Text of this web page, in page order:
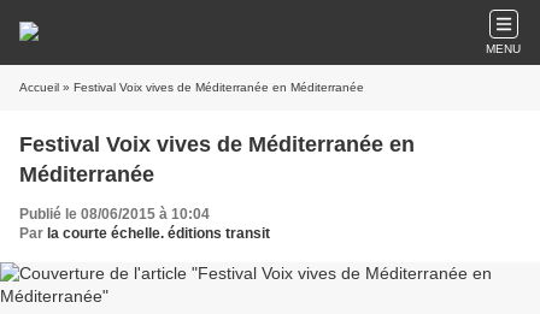
MENU
Accueil » Festival Voix vives de Méditerranée en Méditerranée
Festival Voix vives de Méditerranée en
Méditerranée
Publié le 08/06/2015 à 10:04
Par la courte échelle. éditions transit